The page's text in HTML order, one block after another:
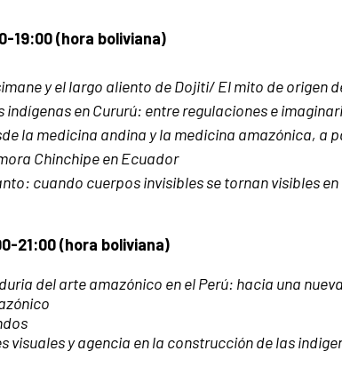
19:00 (hora boliviana)
y el largo aliento de Dojiti/ El mito de origen
indígenas en Cururú: entre regulaciones e
la medicina andina y la medicina amazónica, a
Chinchipe en Ecuador
cuando cuerpos invisibles se tornan visibles
21:00 (hora boliviana)
del arte amazónico en el Perú: hacia una
visuales y agencia en la construcción de las